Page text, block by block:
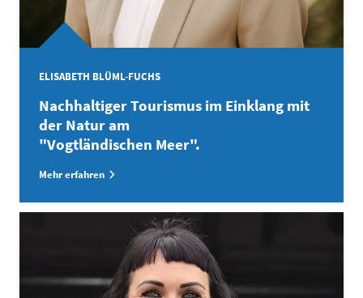
ELISABETH BLÜML-FUCHS
Nachhaltiger Tourismus im Einklang mit
der Natur am
"Vogtländischen Meer".
Mehr erfahren